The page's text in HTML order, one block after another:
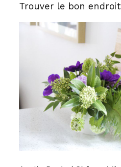
Trouver le bon endroit